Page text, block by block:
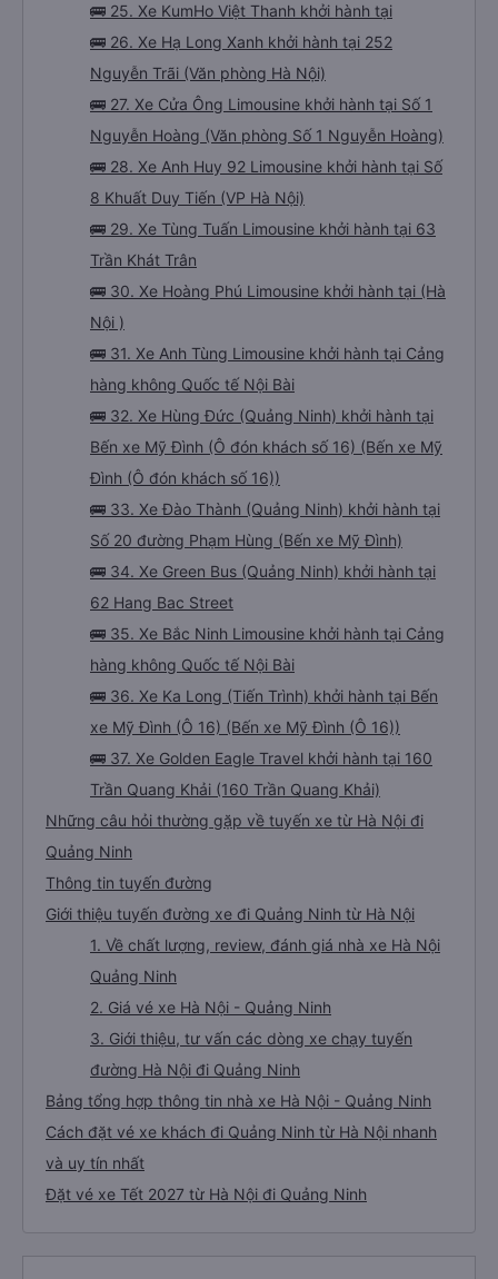
🚌 25. Xe KumHo Việt Thanh khởi hành tại
🚌 26. Xe Hạ Long Xanh khởi hành tại 252
Nguyễn Trãi (Văn phòng Hà Nội)
🚌 27. Xe Cửa Ông Limousine khởi hành tại Số 1
Nguyễn Hoàng (Văn phòng Số 1 Nguyễn Hoàng)
🚌 28. Xe Anh Huy 92 Limousine khởi hành tại Số
8 Khuất Duy Tiến (VP Hà Nội)
🚌 29. Xe Tùng Tuấn Limousine khởi hành tại 63
Trần Khát Trân
🚌 30. Xe Hoàng Phú Limousine khởi hành tại (Hà
Nội )
🚌 31. Xe Anh Tùng Limousine khởi hành tại Cảng
hàng không Quốc tế Nội Bài
🚌 32. Xe Hùng Đức (Quảng Ninh) khởi hành tại
Bến xe Mỹ Đình (Ô đón khách số 16) (Bến xe Mỹ
Đình (Ô đón khách số 16))
🚌 33. Xe Đào Thành (Quảng Ninh) khởi hành tại
Số 20 đường Phạm Hùng (Bến xe Mỹ Đình)
🚌 34. Xe Green Bus (Quảng Ninh) khởi hành tại
62 Hang Bac Street
🚌 35. Xe Bắc Ninh Limousine khởi hành tại Cảng
hàng không Quốc tế Nội Bài
🚌 36. Xe Ka Long (Tiến Trình) khởi hành tại Bến
xe Mỹ Đình (Ô 16) (Bến xe Mỹ Đình (Ô 16))
🚌 37. Xe Golden Eagle Travel khởi hành tại 160
Trần Quang Khải (160 Trần Quang Khải)
Những câu hỏi thường gặp về tuyến xe từ Hà Nội đi
Quảng Ninh
Thông tin tuyến đường
Giới thiệu tuyến đường xe đi Quảng Ninh từ Hà Nội
1. Về chất lượng, review, đánh giá nhà xe Hà Nội
Quảng Ninh
2. Giá vé xe Hà Nội - Quảng Ninh
3. Giới thiệu, tư vấn các dòng xe chạy tuyến
đường Hà Nội đi Quảng Ninh
Bảng tổng hợp thông tin nhà xe Hà Nội - Quảng Ninh
Cách đặt vé xe khách đi Quảng Ninh từ Hà Nội nhanh
và uy tín nhất
Đặt vé xe Tết 2027 từ Hà Nội đi Quảng Ninh